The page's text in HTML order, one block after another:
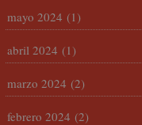
mayo 2024 (1)
abril 2024 (1)
marzo 2024 (2)
febrero 2024 (2)